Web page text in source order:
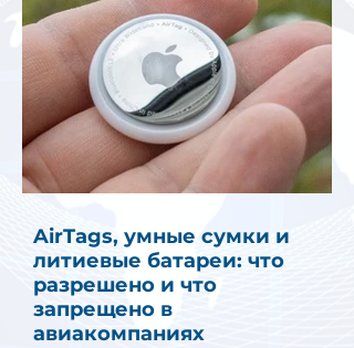
AirTags, умные сумки и
литиевые батареи: что
разрешено и что
запрещено в
авиакомпаниях